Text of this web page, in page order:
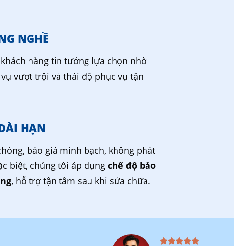
NGHỀ
hàng tin tưởng lựa chọn nhờ
vượt trội và thái độ phục vụ tận
HẠN
báo giá minh bạch, không phát
biệt, chúng tôi áp dụng chế độ bảo
, hỗ trợ tận tâm sau khi sửa chữa.